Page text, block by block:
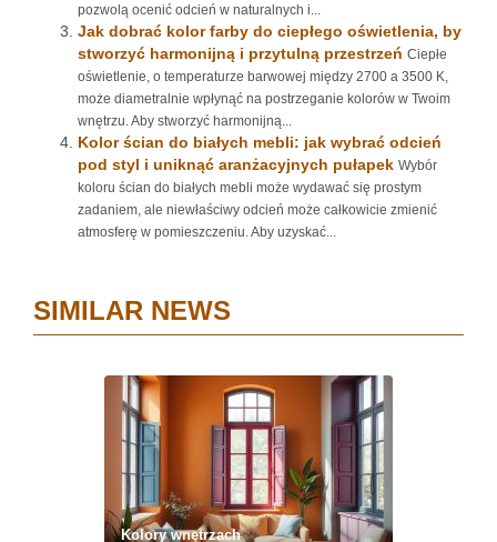
pozwolą ocenić odcień w naturalnych i...
Jak dobrać kolor farby do ciepłego oświetlenia, by
stworzyć harmonijną i przytulną przestrzeń Ciepłe
oświetlenie, o temperaturze barwowej między 2700 a 3500 K,
może diametralnie wpłynąć na postrzeganie kolorów w Twoim
wnętrzu. Aby stworzyć harmonijną...
Kolor ścian do białych mebli: jak wybrać odcień
pod styl i uniknąć aranżacyjnych pułapek Wybór
koloru ścian do białych mebli może wydawać się prostym
zadaniem, ale niewłaściwy odcień może całkowicie zmienić
atmosferę w pomieszczeniu. Aby uzyskać...
SIMILAR NEWS
Kolory wnętrzach